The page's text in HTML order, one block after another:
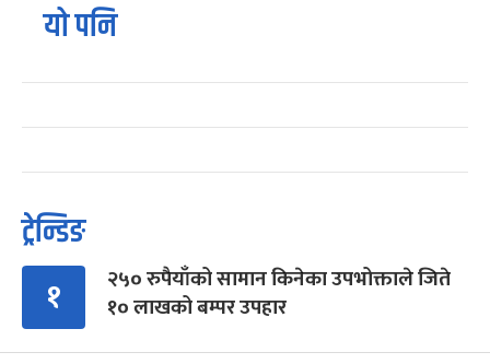
यो पनि
ट्रेन्डिङ
१
२५० रुपैयाँको सामान किनेका उपभोक्ताले जिते
१० लाखको बम्पर उपहार